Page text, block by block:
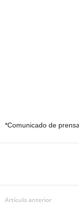
*Comunicado de
Artículo anterior